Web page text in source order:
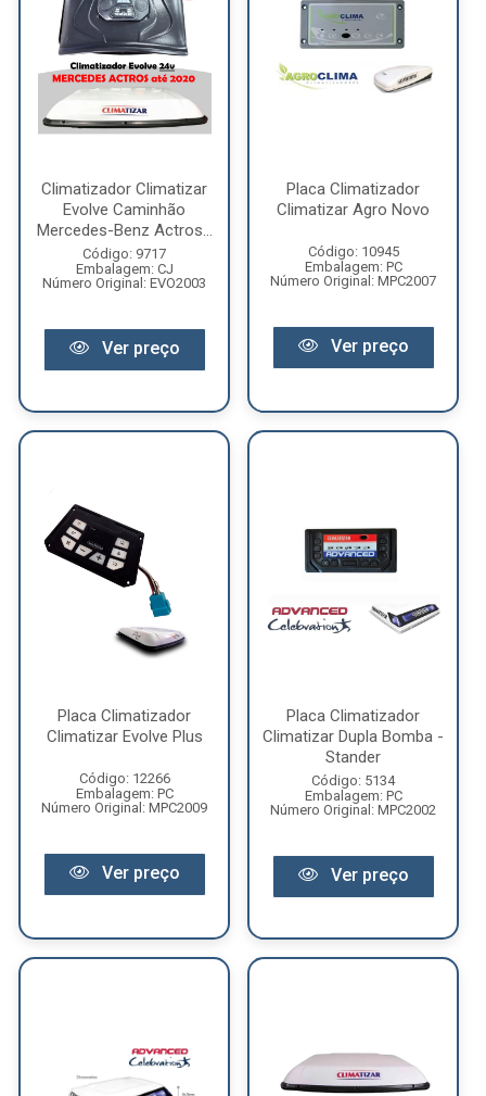
Climatizador Climatizar
Evolve Caminhão
Mercedes-Benz Actros...
Código: 9717
Embalagem: CJ
Número Original: EVO2003
Ver preço
Placa Climatizador
Climatizar Agro Novo
Código: 10945
Embalagem: PC
Número Original: MPC2007
Ver preço
Placa Climatizador
Climatizar Evolve Plus
Código: 12266
Embalagem: PC
Número Original: MPC2009
Ver preço
Placa Climatizador
Climatizar Dupla Bomba -
Stander
Código: 5134
Embalagem: PC
Número Original: MPC2002
Ver preço